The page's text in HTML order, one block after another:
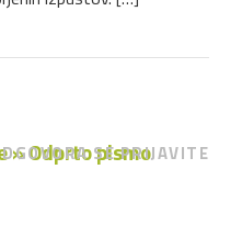
» Odprto pismoSE PRIJAVITE